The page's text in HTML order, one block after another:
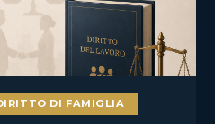
DI FAMIGLIA